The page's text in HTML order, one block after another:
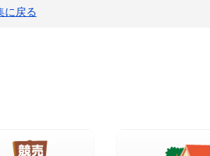
に戻る